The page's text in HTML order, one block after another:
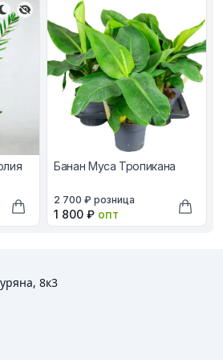
Добавить в корзину
Банан Муса Тропикана
В наличии, цена в рублях
2 700 ₽ розница
Оптовая цена в рублях
1 800 ₽ опт
8к3